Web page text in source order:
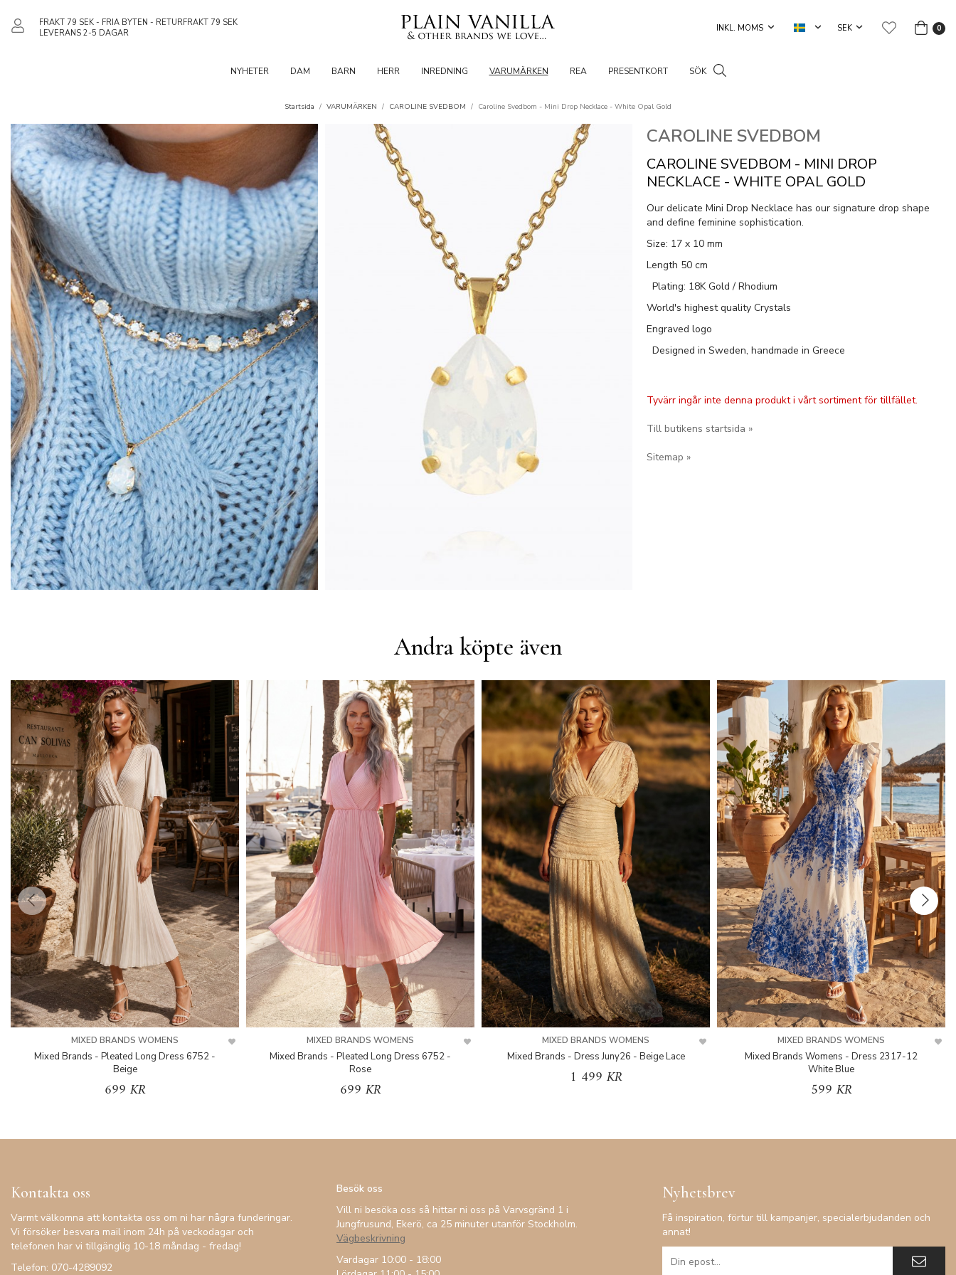
FRAKT 79 SEK - FRIA BYTEN - RETURFRAKT 79 SEK
LEVERANS 2-5 DAGAR
0
NYHETER DAM BARN HERR INREDNING VARUMÄRKEN REA PRESENTKORT SÖK
Startsida / VARUMÄRKEN / CAROLINE SVEDBOM / Caroline Svedbom - Mini Drop Necklace - White Opal Gold
CAROLINE SVEDBOM
CAROLINE SVEDBOM - MINI DROP
NECKLACE - WHITE OPAL GOLD
Our delicate Mini Drop Necklace has our signature drop shape
and define feminine sophistication.
Size: 17 x 10 mm
Length 50 cm
Plating: 18K Gold / Rhodium
World's highest quality Crystals
Engraved logo
Designed in Sweden, handmade in Greece
Tyvärr ingår inte denna produkt i vårt sortiment för tillfället.
Till butikens startsida »
Sitemap »
Andra köpte även
MIXED BRANDS WOMENS
Mixed Brands - Pleated Long Dress 6752 -
Beige
699 KR
MIXED BRANDS WOMENS
Mixed Brands - Pleated Long Dress 6752 -
Rose
699 KR
MIXED BRANDS WOMENS
Mixed Brands - Dress Juny26 - Beige Lace
1 499 KR
MIXED BRANDS WOMENS
Mixed Brands Womens - Dress 2317-12
White Blue
599 KR
Kontakta oss
Varmt välkomna att kontakta oss om ni har några funderingar.
Vi försöker besvara mail inom 24h på veckodagar och
telefonen har vi tillgänglig 10-18 måndag - fredag!
Telefon: 070-4289092
Besök oss
Vill ni besöka oss så hittar ni oss på Varvsgränd 1 i
Jungfrusund, Ekerö, ca 25 minuter utanför Stockholm.
Vägbeskrivning
Vardagar 10:00 - 18:00
Nyhetsbrev
Få inspiration, förtur till kampanjer, specialerbjudanden och
annat!